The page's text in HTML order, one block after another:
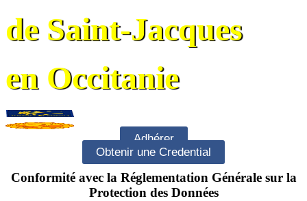
de Saint-Jacques
en Occitanie
Adhérer
Obtenir une Credential
Conformité avec la Réglementation Générale sur la
Protection des Données